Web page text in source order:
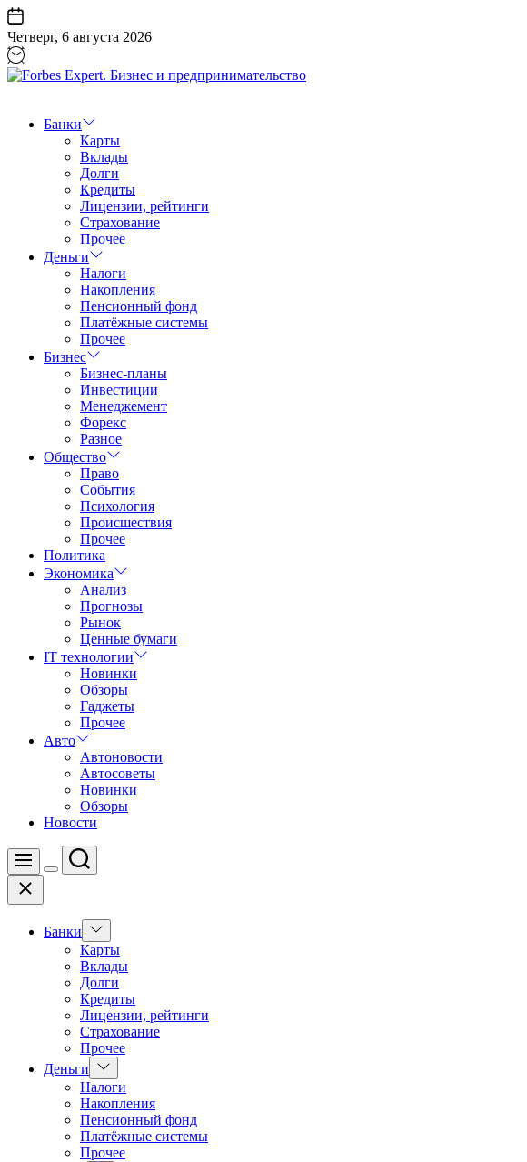
Перейти
к
содержанию
Четверг, 6 августа 2026
Бизнес
предпринимательство
Банки
Карты
Вклады
Долги
Кредиты
Лицензии, рейтинги
Страхование
Прочее
Деньги
Налоги
Накопления
Пенсионный фонд
Платёжные системы
Прочее
Бизнес
Бизнес-планы
Инвестиции
Менеджемент
Форекс
Разное
Общество
Право
События
Психология
Происшествия
Прочее
Политика
Экономика
Анализ
Прогнозы
Рынок
Ценные бумаги
IT технологии
Новинки
Обзоры
Гаджеты
Прочее
Авто
Автоновости
Автосоветы
Новинки
Обзоры
Новости
Меню
Цвет
Поиск
Закрыть
Банки
Показать
подменю
Карты
Вклады
Долги
Кредиты
Лицензии, рейтинги
Страхование
Прочее
Деньги
Показать
подменю
Налоги
Накопления
Пенсионный фонд
Платёжные системы
Прочее